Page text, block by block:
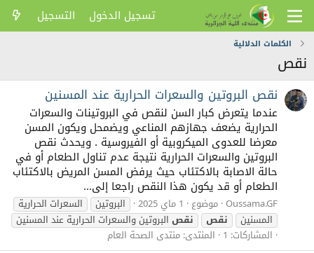
تسجيل الدخول التسجيل
الكلمات الدلالية
نقص
نقص البروتين والسعرات الحرارية عند المسنين
عندما يتعرض كبار السن لنقص في البروتينات والسعرات
الحرارية يضعف جهازهم المناعي ويضمحل ويكون المسن
معرضا للعدوى الميكروبية أو الفيروسية . ويحدث نقص
البروتين والسعرات الحرارية نتيجة عدم تناول الطعام أو في
حالة الاصابة بالاكتئاب حيث يرفض المسن المريض بالاكتئاب
الطعام أو قد يكون هذا النقص راجعا إلى...
Oussama.GF موضوع 1 ماي 2025 البروتين
السعرات الحرارية
المسنين
نقص نقصالبروتين والسعرات الحرارية عند المسنين
المشاركات: 1
المنتدى: منتدى الصحة العام